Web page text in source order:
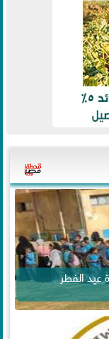
عيد الفطر